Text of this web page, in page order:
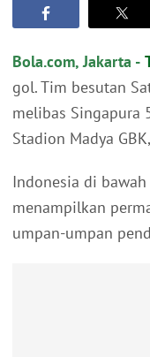
Bola.com, Jakarta -
gol. Tim besutan
melibas Singapura
Stadion Madya
Indonesia di
menampilkan
umpan-umpan